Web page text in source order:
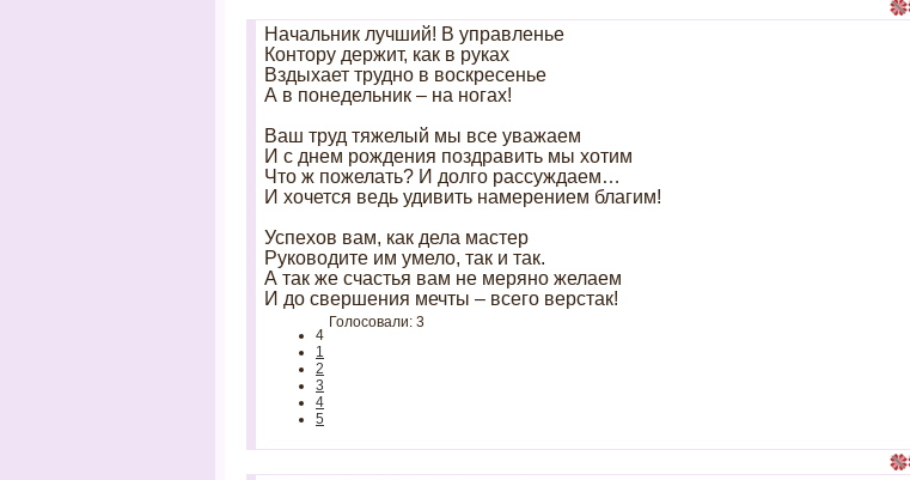
Начальник лучший! В управленье
Контору держит, как в руках
Вздыхает трудно в воскресенье
А в понедельник – на ногах!
Ваш труд тяжелый мы все уважаем
И с днем рождения поздравить мы хотим
Что ж пожелать? И долго рассуждаем…
И хочется ведь удивить намерением благим!
Успехов вам, как дела мастер
Руководите им умело, так и так.
А так же счастья вам не меряно желаем
И до свершения мечты – всего верстак!
4
1
2
3
4
5
Голосовали: 3